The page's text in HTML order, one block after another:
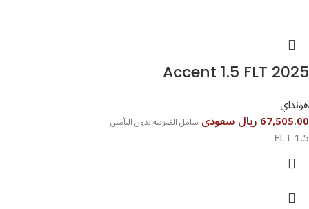
هونداي
67,505.00 ريال سعودى شامل الضريبة بدون التأمين
1.5 FLT